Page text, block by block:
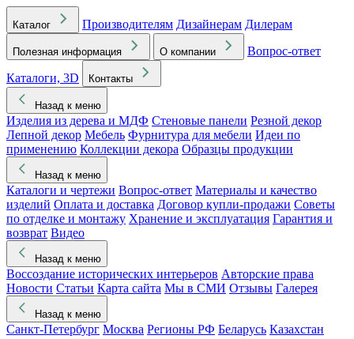
Каталог Производителям Дизайнерам Дилерам
Полезная информация О компании
Вопрос-ответ
Каталоги, 3D
Контакты
Назад к меню
Изделия из дерева и МДФ Стеновые панели Резной декор
Лепной декор Мебель Фурнитура для мебели Идеи по
применению Коллекции декора Образцы продукции
Назад к меню
Каталоги и чертежи Вопрос-ответ Материалы и качество
изделий Оплата и доставка Договор купли-продажи Советы
по отделке и монтажу Хранение и эксплуатация Гарантия и
возврат Видео
Назад к меню
Воссоздание исторических интерьеров Авторские права
Новости Статьи Карта сайта Мы в СМИ Отзывы Галерея
Назад к меню
Санкт-Петербург Москва Регионы РФ Беларусь Казахстан